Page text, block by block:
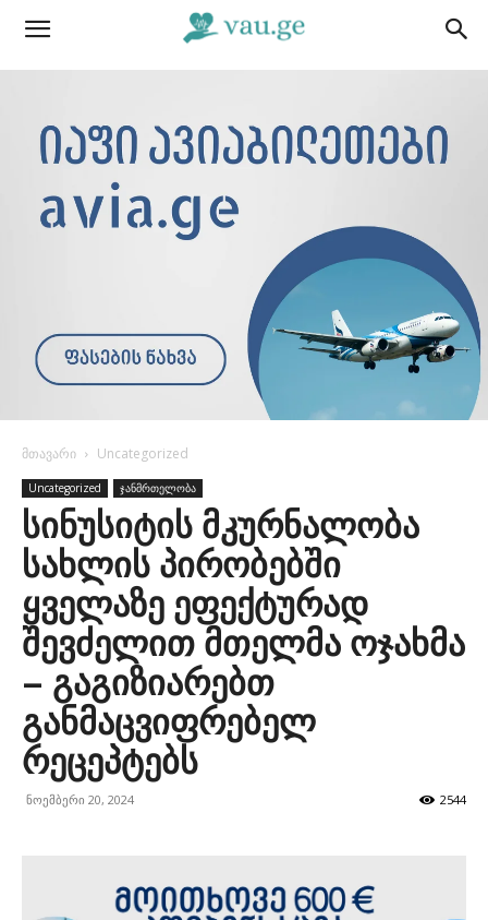
მთავარი Uncategorized
Uncategorized ჯანმრთელობა
სინუსიტის მკურნალობა
სახლის პირობებში
ყველაზე ეფექტურად
შევძელით მთელმა ოჯახმა
– გაგიზიარებთ
განმაცვიფრებელ
რეცეპტებს
ნოემბერი 20, 2024 2544